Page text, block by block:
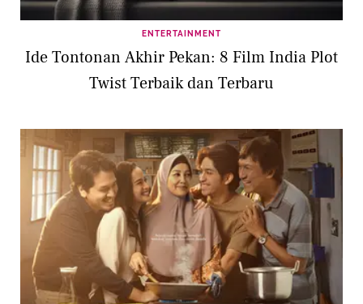
ENTERTAINMENT
Ide Tontonan Akhir Pekan: 8 Film India Plot
Twist Terbaik dan Terbaru